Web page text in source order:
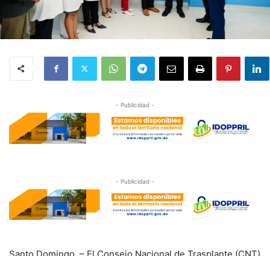
- Publicidad -
- Publicidad -